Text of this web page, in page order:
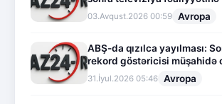
03.Avqust.2026 00:59 Avropa
ABŞ-da qızılca yayılması:
rekord göstəricisi müşahidə
31.İyul.2026 05:46 Avropa